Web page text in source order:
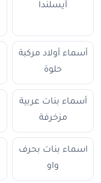
آيسلندا
أسماء أولاد مركبة
حلوة
أسماء بنات عربية
مزخرفة
اسماء بنات بحرف
واو